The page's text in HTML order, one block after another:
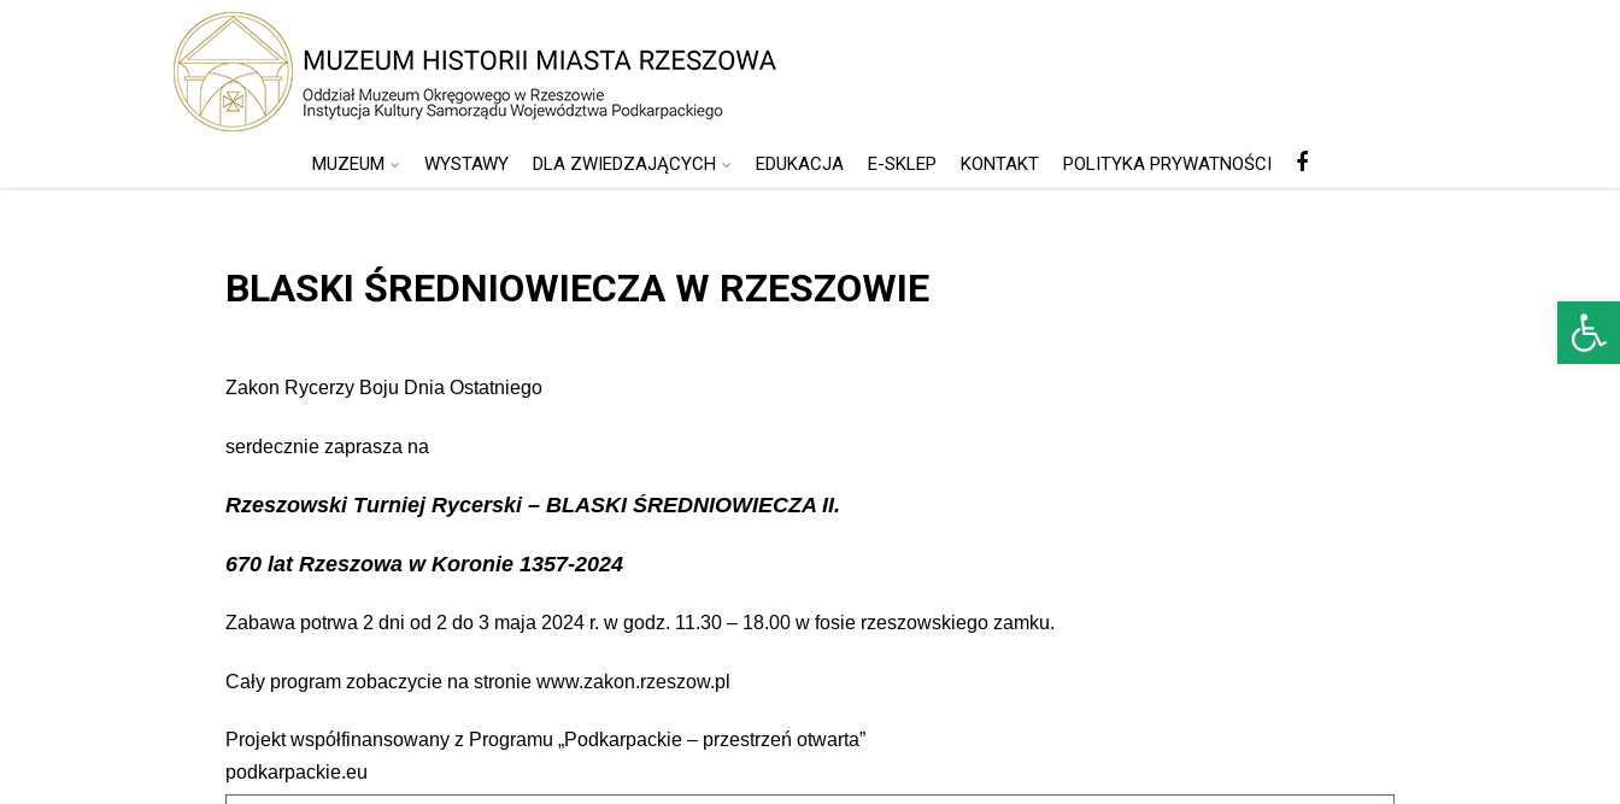
MUZEUM WYSTAWY DLA ZWIEDZAJĄCYCH EDUKACJA E-SKLEP KONTAKT POLITYKA PRYWATNOŚCI
BLASKI ŚREDNIOWIECZA W RZESZOWIE
Zakon Rycerzy Boju Dnia Ostatniego
serdecznie zaprasza na
Rzeszowski Turniej Rycerski – BLASKI ŚREDNIOWIECZA II.
670 lat Rzeszowa w Koronie 1357-2024
Zabawa potrwa 2 dni od 2 do 3 maja 2024 r. w godz. 11.30 – 18.00 w fosie rzeszowskiego zamku.
Cały program zobaczycie na stronie www.zakon.rzeszow.pl
Projekt współfinansowany z Programu „Podkarpackie – przestrzeń otwarta”
podkarpackie.eu